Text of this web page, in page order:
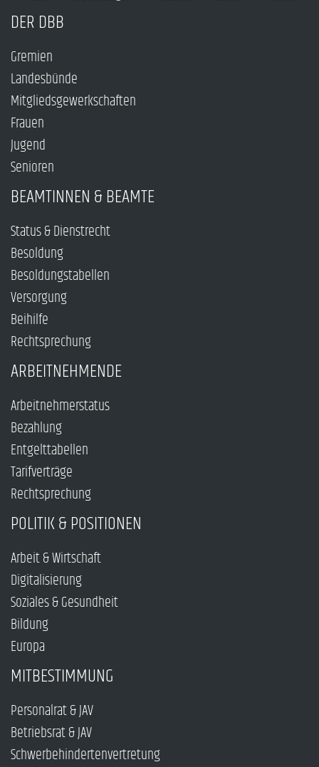
DER DBB
Gremien
Landesbünde
Mitgliedsgewerkschaften
Frauen
Jugend
Senioren
BEAMTINNEN & BEAMTE
Status & Dienstrecht
Besoldung
Besoldungstabellen
Versorgung
Beihilfe
Rechtsprechung
ARBEITNEHMENDE
Arbeitnehmerstatus
Bezahlung
Entgelttabellen
Tarifverträge
Rechtsprechung
POLITIK & POSITIONEN
Arbeit & Wirtschaft
Digitalisierung
Soziales & Gesundheit
Bildung
Europa
MITBESTIMMUNG
Personalrat & JAV
Betriebsrat & JAV
Schwerbehindertenvertretung